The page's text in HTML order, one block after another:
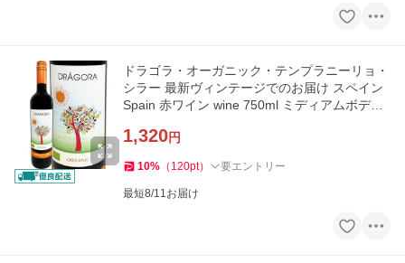
ドラゴラ・オーガニック・テンプラニーリョ・
シラー 最新ヴィンテージでのお届け スペイン
Spain 赤ワイン wine 750ml ミディアムボディ
1,320円
10% （ 120pt） 要エントリー
最短8/11お届け